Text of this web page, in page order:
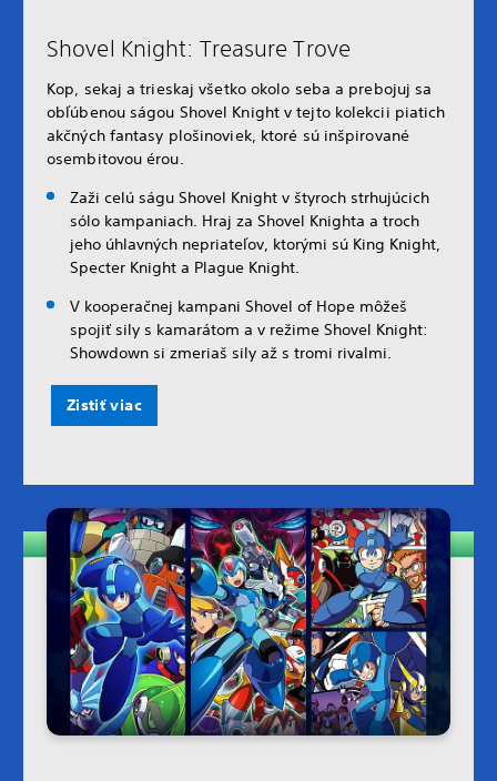
Shovel Knight: Treasure Trove
Kop, sekaj a trieskaj všetko okolo seba a prebojuj sa
obľúbenou ságou Shovel Knight v tejto kolekcii piatich
akčných fantasy plošinoviek, ktoré sú inšpirované
osembitovou érou.
Zaži celú ságu Shovel Knight v štyroch strhujúcich
sólo kampaniach. Hraj za Shovel Knighta a troch
jeho úhlavných nepriateľov, ktorými sú King Knight,
Specter Knight a Plague Knight.
V kooperačnej kampani Shovel of Hope môžeš
spojiť sily s kamarátom a v režime Shovel Knight:
Showdown si zmeriaš sily až s tromi rivalmi.
Zistiť viac